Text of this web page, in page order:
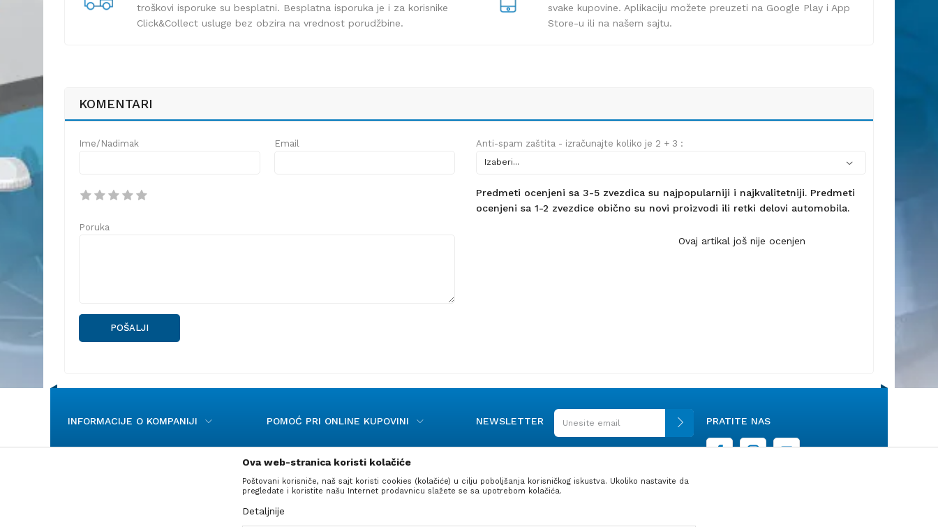
troškovi isporuke su besplatni. Besplatna isporuka je i za korisnike
Click&Collect usluge bez obzira na vrednost porudžbine.
svake kupovine. Aplikaciju možete preuzeti na Google Play i App
Store-u ili na našem sajtu.
KOMENTARI
Ime/Nadimak Email
Poruka
POŠALJI
Anti-spam zaštita - izračunajte koliko je 2 + 3 :
Predmeti ocenjeni sa 3-5 zvezdica su najpopularniji i najkvalitetniji. Predmeti
ocenjeni sa 1-2 zvezdice obično su novi proizvodi ili retki delovi automobila.
Ovaj artikal još nije ocenjen
INFORMACIJE O KOMPANIJI POMOĆ PRI ONLINE KUPOVINI NEWSLETTER PRATITE NAS
Ova web-stranica koristi kolačiće
Poštovani korisniče, naš sajt koristi cookies (kolačiće) u cilju poboljšanja korisničkog iskustva. Ukoliko nastavite da
pregledate i koristite našu Internet prodavnicu slažete se sa upotrebom kolačića.
Detaljnije